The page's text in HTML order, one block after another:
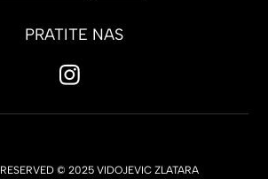
PRATITE NAS
© 2025 VIDOJEVIC ZLATARA